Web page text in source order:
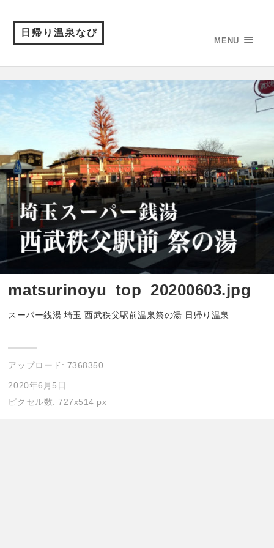
日帰り温泉なび
MENU
matsurinoyu_top_20200603.jpg
スーパー銭湯 埼玉 西武秩父駅前温泉祭の湯 日帰り温泉
アップロード: 7368350
2020年6月5日
ピクセル数: 727x514 px